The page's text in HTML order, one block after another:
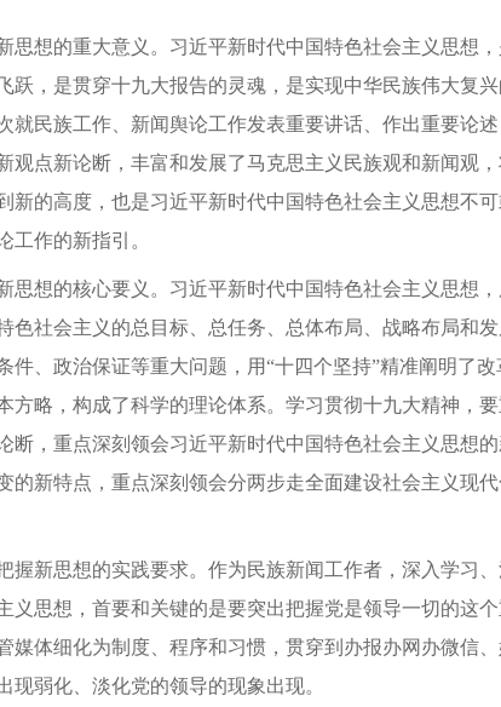
想的重大意义。习近平新时代中国特色社会主义思想，
跃，是贯穿十九大报告的灵魂，是实现中华民族伟大复
就民族工作、新闻舆论工作发表重要讲话、作出重要论
观点新论断，丰富和发展了马克思主义民族观和新闻观
新的高度，也是习近平新时代中国特色社会主义思想不
工作的新指引。
想的核心要义。习近平新时代中国特色社会主义思想，
色社会主义的总目标、总任务、总体布局、战略布局和
件、政治保证等重大问题，用“十四个坚持”精准阐明了
方略，构成了科学的理论体系。学习贯彻十九大精神，
断，重点深刻领会习近平新时代中国特色社会主义思想
的新特点，重点深刻领会分两步走全面建设社会主义现
新思想的实践要求。作为民族新闻工作者，深入学习、
义思想，首要和关键的是要突出把握党是领导一切的这
媒体细化为制度、程序和习惯，贯穿到办报办网办微信
现弱化、淡化党的领导的现象出现。